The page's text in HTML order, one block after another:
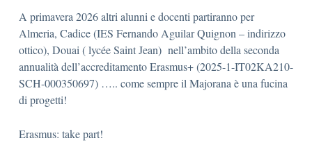
A primavera 2026 altri alunni e docenti partiranno per
Almeria, Cadice (IES Fernando Aguilar Quignon – indirizzo
ottico), Douai ( lycée Saint Jean) nell’ambito della seconda
annualità dell’accreditamento Erasmus+ (2025-1-IT02KA210-
SCH-000350697) ….. come sempre il Majorana è una fucina
di progetti!
Erasmus: take part!